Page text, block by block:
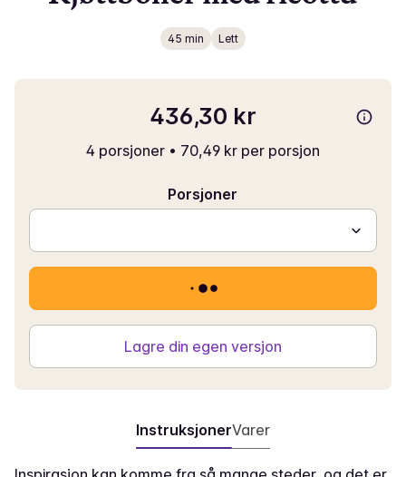
45 min Lett
436,30 kr
4 porsjoner • 70,49 kr per porsjon
Porsjoner
Lagre din egen versjon
InstruksjonerVarer